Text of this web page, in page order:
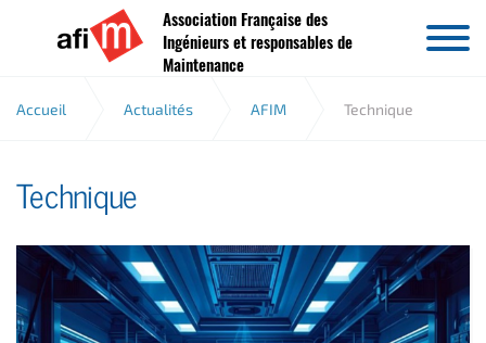
Aller au contenu
Association Française des
Ingénieurs et responsables de
Maintenance
Accueil Actualités AFIM Technique
Technique